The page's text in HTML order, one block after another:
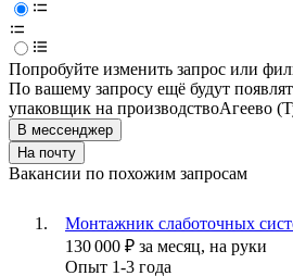
Попробуйте изменить запрос или
По вашему запросу ещё будут
упаковщик на производствоАгеево
В мессенджер
На почту
Вакансии по похожим запросам
Монтажник слаботочных
130 000 ₽ за месяц, на руки
Опыт 1-3 года